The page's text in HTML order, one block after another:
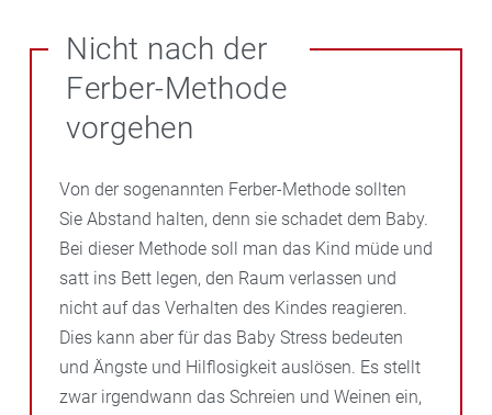
Nicht nach der
Ferber-Methode
vorgehen
Von der sogenannten Ferber-Methode sollten
Sie Abstand halten, denn sie schadet dem Baby.
Bei dieser Methode soll man das Kind müde und
satt ins Bett legen, den Raum verlassen und
nicht auf das Verhalten des Kindes reagieren.
Dies kann aber für das Baby Stress bedeuten
und Ängste und Hilflosigkeit auslösen. Es stellt
zwar irgendwann das Schreien und Weinen ein,